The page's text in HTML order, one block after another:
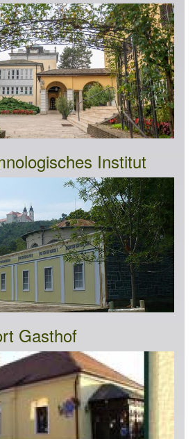
Institut
Gasthof